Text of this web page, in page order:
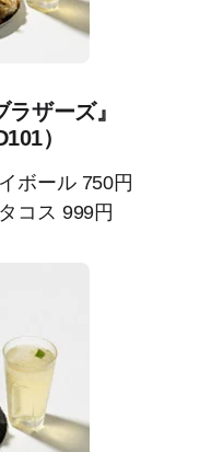
ラザーズ』
）
ボール 750円
コス 999円